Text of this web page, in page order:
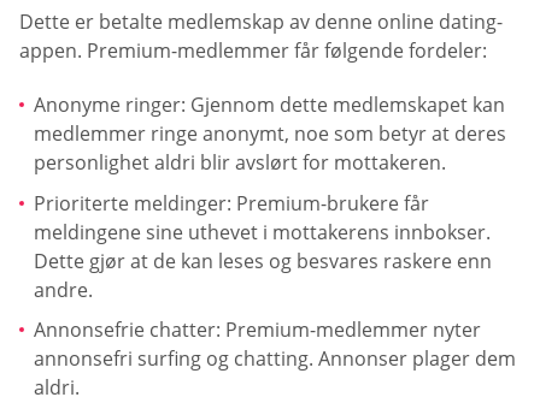
Dette er betalte medlemskap av denne online dating-
appen. Premium-medlemmer får følgende fordeler:
Anonyme ringer: Gjennom dette medlemskapet kan
medlemmer ringe anonymt, noe som betyr at deres
personlighet aldri blir avslørt for mottakeren.
Prioriterte meldinger: Premium-brukere får
meldingene sine uthevet i mottakerens innbokser.
Dette gjør at de kan leses og besvares raskere enn
andre.
Annonsefrie chatter: Premium-medlemmer nyter
annonsefri surfing og chatting. Annonser plager dem
aldri.